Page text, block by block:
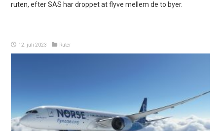
ruten, efter SAS har droppet at flyve mellem de to byer.
12. juli 2023 Ruter